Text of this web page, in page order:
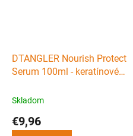
DTANGLER Nourish Protect
Serum 100ml - keratínové
obnovu vlasov
Skladom
€9,96